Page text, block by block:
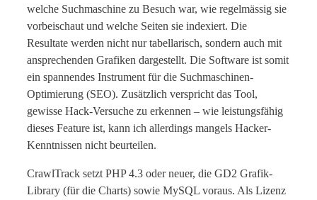
welche Suchmaschine zu Besuch war, wie regelmässig sie
vorbeischaut und welche Seiten sie indexiert. Die
Resultate werden nicht nur tabellarisch, sondern auch mit
ansprechenden Grafiken dargestellt. Die Software ist somit
ein spannendes Instrument für die Suchmaschinen-
Optimierung (SEO). Zusätzlich verspricht das Tool,
gewisse Hack-Versuche zu erkennen – wie leistungsfähig
dieses Feature ist, kann ich allerdings mangels Hacker-
Kenntnissen nicht beurteilen.
CrawlTrack setzt PHP 4.3 oder neuer, die GD2 Grafik-
Library (für die Charts) sowie MySQL voraus. Als Lizenz